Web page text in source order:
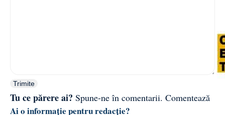
Trimite
Tu ce părere ai? Spune-ne în comentarii. Comentează
Ai o informație pentru redacție?